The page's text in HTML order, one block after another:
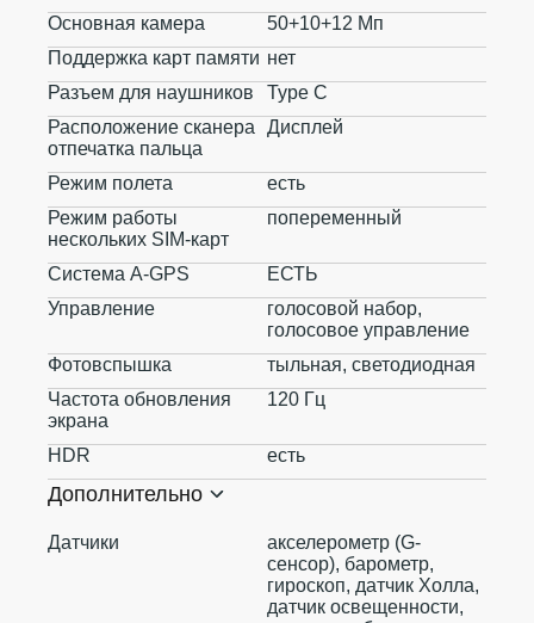
Основная камера
50+10+12 Мп
Поддержка карт памяти нет
Разъем для наушников
Type C
Расположение сканера
отпечатка пальца
Дисплей
Режим полета
есть
Режим работы
нескольких SIM-карт
попеременный
Система A-GPS
ЕСТЬ
Управление
голосовой набор,
голосовое управление
Фотовспышка
тыльная, светодиодная
Частота обновления
экрана
120 Гц
HDR есть
Дополнительно
Датчики
акселерометр (G-
сенсор), барометр,
гироскоп, датчик Холла,
датчик освещенности,